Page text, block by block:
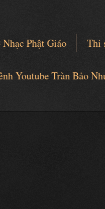
Phật Giáo Thi
Youtube Tràn Bảo